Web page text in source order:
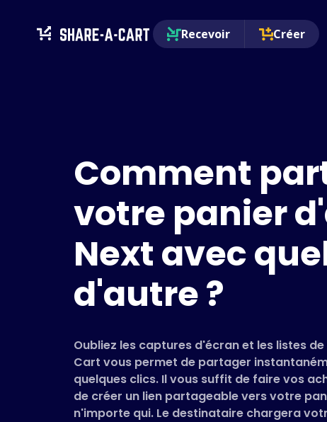
Recevoir Créer
Comment
votre panier
Next avec
d'autre ?
Oubliez les captures d'écran et les listes
Cart vous permet de partager
quelques clics. Il vous suffit de faire vos
de créer un lien partageable vers votre
n'importe qui. Le destinataire chargera